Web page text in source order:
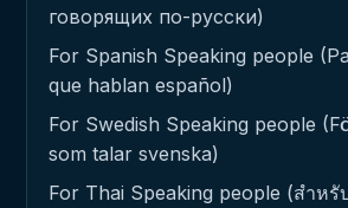
говорящих по-русски)
For Spanish Speaking people
que hablan español)
For Swedish Speaking people
som talar svenska)
For Thai Speaking people (สำห